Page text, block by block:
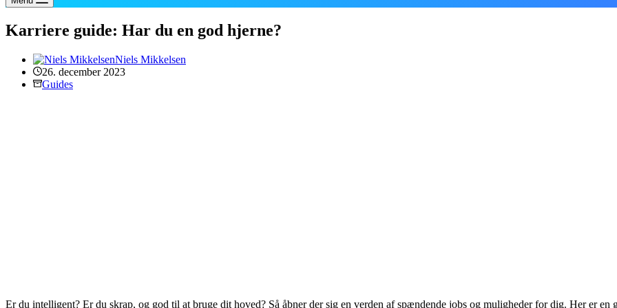
Karriere guide: Har du en god hjerne?
Niels Mikkelsen
26. december 2023
Guides
Er du intelligent? Er du skrap, og god til at bruge dit hoved? Så åbner der sig en verden af spændende jobs og muligheder for dig. Her er en